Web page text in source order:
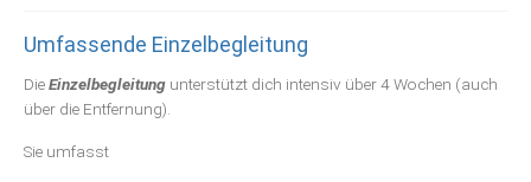
Umfassende Einzelbegleitung
DieEinzelbegleitung unterstützt dich intensiv über 4 Wochen (auch
über die Entfernung).
Sie umfasst